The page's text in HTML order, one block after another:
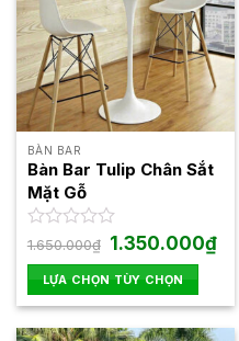
BÀN BAR
Bàn Bar Tulip Chân Sắt
Mặt Gỗ
Được
hạng
0
5
sao
1.650.000₫ Giá
gốc
là:
1.650.000₫.
1.350.000₫Giá
hiện
LỰA CHỌN TÙY CHỌN
Sản
phẩm